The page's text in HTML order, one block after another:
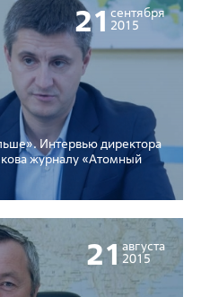
21сентября
2015
Интервью директора
журналу «Атомный
21августа
2015